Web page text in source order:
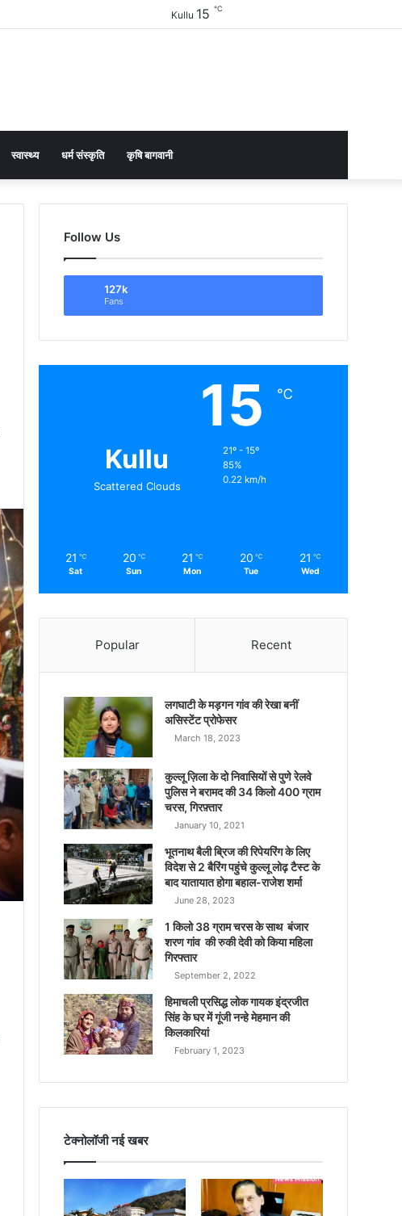
Kullu 15 ℃
स्वास्थ्य धर्म संस्कृति कृषि बागवानी
Follow Us
127k
Fans
Kullu
Scattered Clouds
15 ℃
21º - 15º
85%
0.22 km/h
21 ℃
Sat
20 ℃
Sun
21 ℃
Mon
20 ℃
Tue
21 ℃
Wed
Popular Recent
लगघाटी के मड़गन गांव की रेखा बनीं
असिस्टेंट प्रोफेसर
March 18, 2023
कुल्लू ज़िला के दो निवासियों से पुणे रेलवे
पुलिस ने बरामद की 34 किलो 400 ग्राम
चरस, गिरफ़्तार
January 10, 2021
भूतनाथ बैली ब्रिज की रिपेयरिंग के लिए
विदेश से 2 बैरिंग पहुंचे कुल्लू लोढ़ टैस्ट के
बाद यातायात होगा बहाल-राजेश शर्मा
June 28, 2023
1 किलो 38 ग्राम चरस के साथ बंजार
शरण गांव की रुकी देवी को किया महिला
गिरफ्तार
September 2, 2022
हिमाचली प्रसिद्ध लोक गायक इंद्रजीत
सिंह के घर में गूंजी नन्हे मेहमान की
किलकारियां
February 1, 2023
टेक्नोलॉजी नई खबर